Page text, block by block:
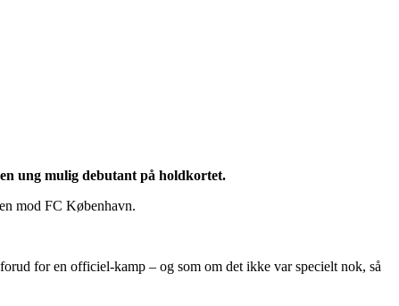
ung mulig debutant på holdkortet.
mod FC København.
for en officiel-kamp – og som om det ikke var specielt nok, så